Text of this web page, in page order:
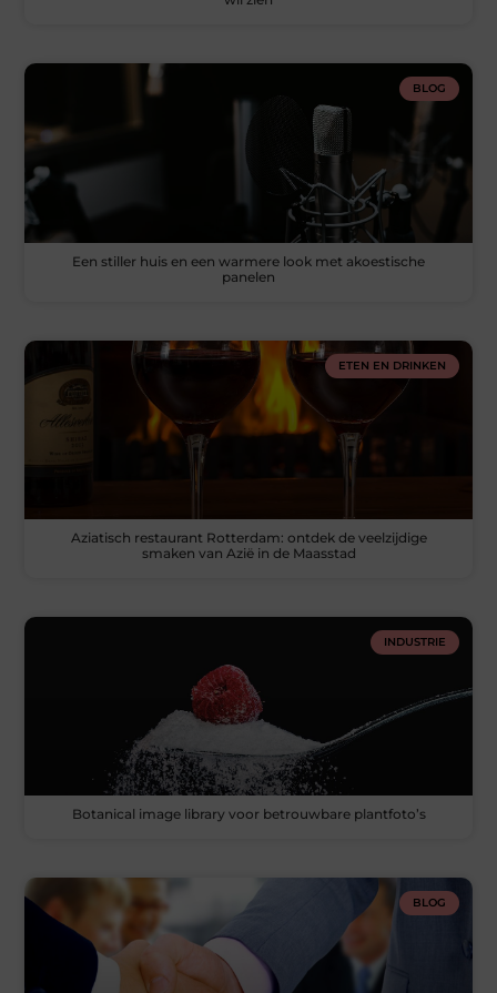
BLOG
Een stiller huis en een warmere look met akoestische
panelen
ETEN EN DRINKEN
Aziatisch restaurant Rotterdam: ontdek de veelzijdige
smaken van Azië in de Maasstad
INDUSTRIE
Botanical image library voor betrouwbare plantfoto’s
BLOG